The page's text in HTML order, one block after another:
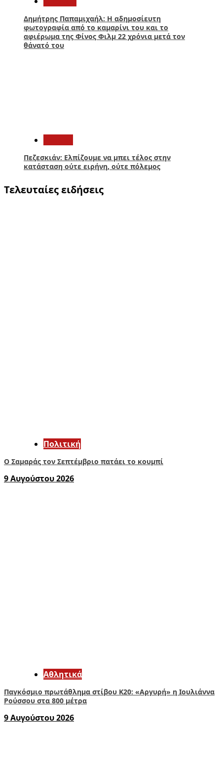
Δημήτρης Παπαμιχαήλ: Η αδημοσίευτη
φωτογραφία από το καμαρίνι του και το
αφιέρωμα της Φίνος Φιλμ 22 χρόνια μετά τον
θάνατό του
Πεζεσκιάν: Ελπίζουμε να μπει τέλος στην
κατάσταση ούτε ειρήνη, ούτε πόλεμος
Τελευταίες ειδήσεις
Πολιτική
Ο Σαμαράς τον Σεπτέμβριο πατάει το κουμπί
9 Αυγούστου 2026
Αθλητικά
Παγκόσμιο πρωτάθλημα στίβου Κ20: «Αργυρή» η Ιουλιάννα
Ρούσσου στα 800 μέτρα
9 Αυγούστου 2026